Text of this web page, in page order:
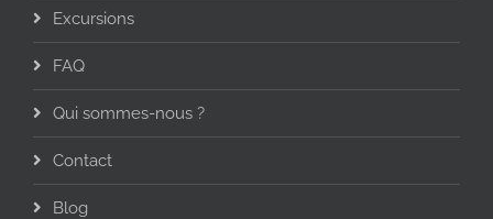
Excursions
FAQ
Qui sommes-nous ?
Contact
Blog